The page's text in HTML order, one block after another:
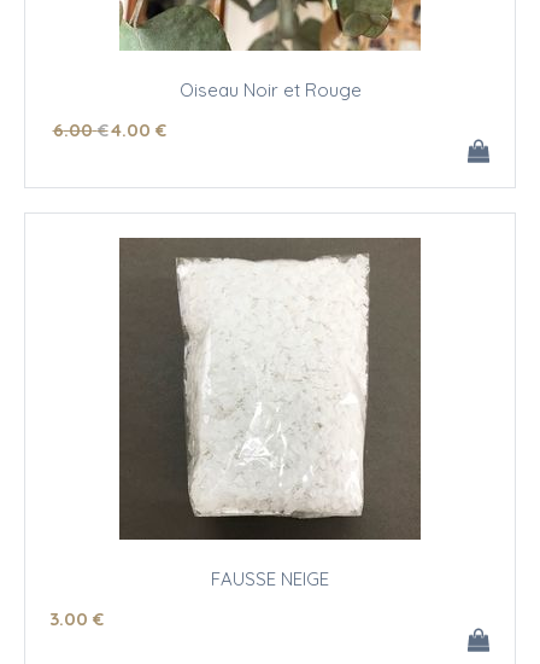
Oiseau Noir et Rouge
6.00 €4.00 €
FAUSSE NEIGE
3.00 €